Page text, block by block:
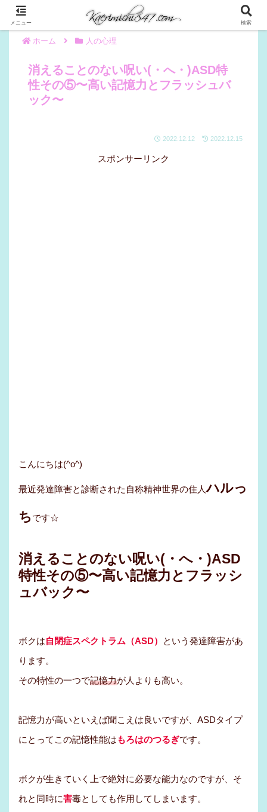
ホーム 人の心理
消えることのない呪い(・へ・)ASD特
性その⑤〜高い記憶力とフラッシュバ
ック〜
2022.12.12 2022.12.15
スポンサーリンク
こんにちは(^o^)
最近発達障害と診断された自称精神世界の住人ハルっ
ち です☆
消えることのない呪い(・へ・)ASD
特性その⑤〜高い記憶力とフラッシ
ュバック〜
ボクは自閉症スペクトラム（ASD）
という発達障害があ
ります。
その特性の一つで記憶力が人よりも高い。
記憶力が高いといえば聞こえは良いですが、ASDタイプ
にとってこの記憶性能はもろはのつるぎです。
ボクが生きていく上で絶対に必要な能力なのですが、そ
れと同時に害毒としても作用してしまいます。
メニュー 検索